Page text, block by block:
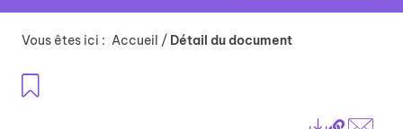
Vous êtes ici : Accueil / Détail du document